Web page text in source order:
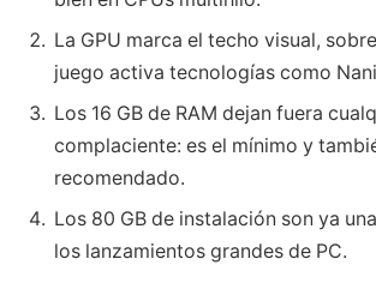
La GPU marca el techo visual,
juego activa tecnologías como
Los 16 GB de RAM dejan fuera
complaciente: es el mínimo y
recomendado.
Los 80 GB de instalación son ya
los lanzamientos grandes de PC.